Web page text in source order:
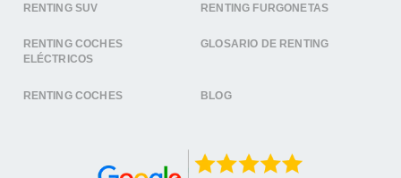
RENTING SUV RENTING FURGONETAS
RENTING COCHES
ELÉCTRICOS
GLOSARIO DE RENTING
RENTING COCHES BLOG